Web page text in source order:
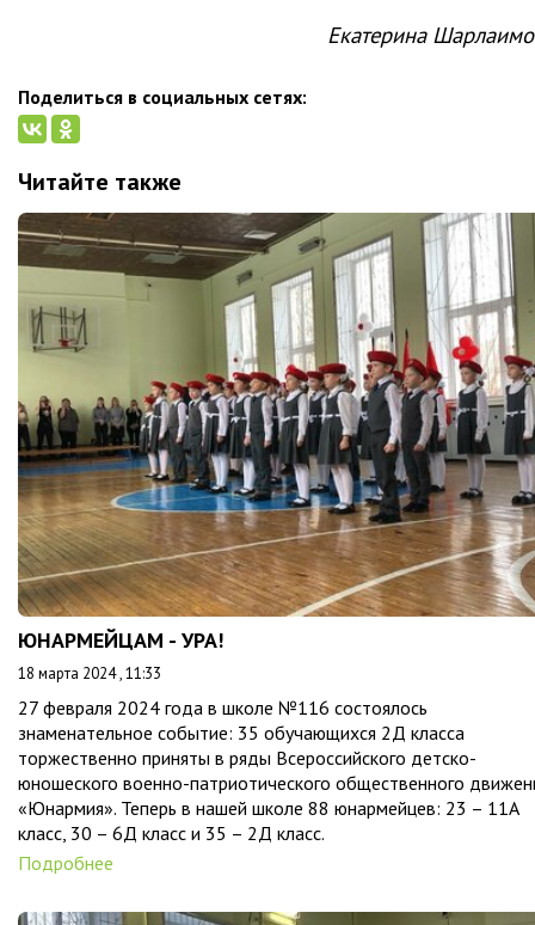
Екатерина
Поделиться в социальных сетях:
Читайте также
ЮНАРМЕЙЦАМ - УРА!
18 марта 2024 , 11:33
27 февраля 2024 года в школе №116 состоялось
знаменательное событие: 35 обучающихся 2Д класса
торжественно приняты в ряды Всероссийского детско-
юношеского военно-патриотического общественного
«Юнармия». Теперь в нашей школе 88 юнармейцев: 23 – 11А
класс, 30 – 6Д класс и 35 – 2Д класс.
Подробнее